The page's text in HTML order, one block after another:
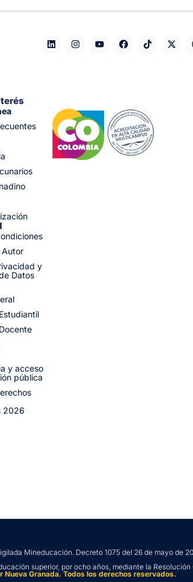
Autor
y
Datos
y acceso
pública
2026
Mineducación. Decreto 1075 del 26 de mayo de
superior, por ocho años, mediante la Resolución
Granada. Todos los derechos reservados.